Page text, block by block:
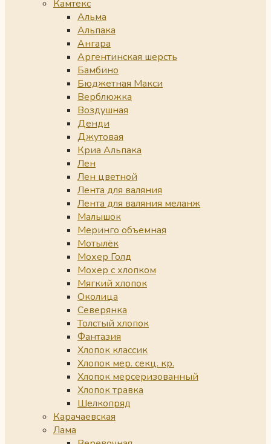
Камтекс
Альма
Альпака
Ангара
Аргентинская шерсть
Бамбино
Бюджетная Макси
Верблюжка
Воздушная
Денди
Джутовая
Криа Альпака
Лен
Лен цветной
Лента для валяния
Лента для валяния меланж
Малышок
Меринго объемная
Мотылёк
Мохер Голд
Мохер с хлопком
Мягкий хлопок
Околица
Северянка
Толстый хлопок
Фантазия
Хлопок классик
Хлопок мер. секц. кр.
Хлопок мерсеризованный
Хлопок травка
Шелкопряд
Карачаевская
Лама